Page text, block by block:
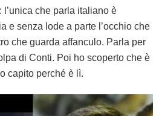
: l’unica che parla italiano è
e senza lode a parte l’occhio che
che guarda affanculo. Parla per
di Conti. Poi ho scoperto che è
capito perché è lì.